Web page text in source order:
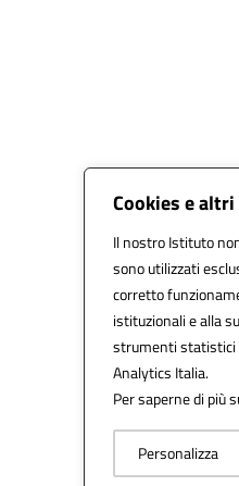
Cookies e
Il nostro Istituto
sono utilizzati
corretto
istituzionali e alla
strumenti statistici
Analytics Italia.
Per saperne di più
Personalizza